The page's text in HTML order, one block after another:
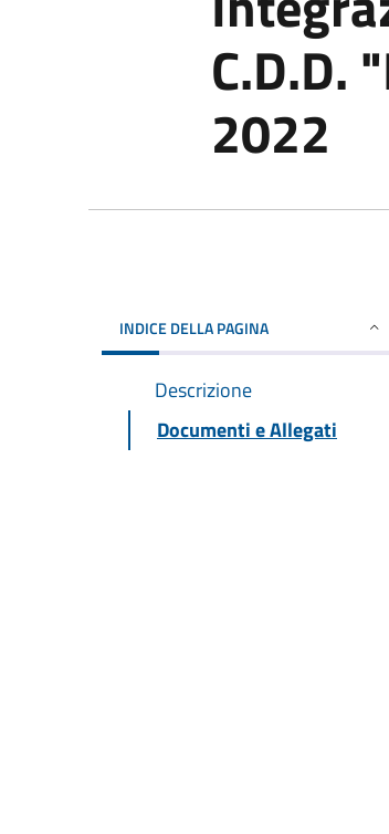
C.D.D.
2022
INDICE DELLA PAGINA
Descrizione
Documenti e Allegati